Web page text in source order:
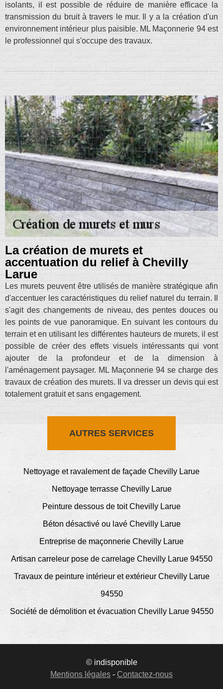
isolants, il est possible de réduire de manière efficace la
transmission du bruit à travers le mur. Il y a la création d'un
environnement intérieur plus paisible. ML Maçonnerie 94 est
le professionnel qui s'occupe des travaux.
La création de murets et
accentuation du relief à Chevilly
Larue
Les murets peuvent être utilisés de manière stratégique afin
d'accentuer les caractéristiques du relief naturel du terrain. Il
s'agit des changements de niveau, des pentes douces ou
les points de vue panoramique. En suivant les contours du
terrain et en utilisant les différentes hauteurs de murets, il est
possible de créer des effets visuels intéressants qui vont
ajouter de la profondeur et de la dimension à
l'aménagement paysager. ML Maçonnerie 94 se charge des
travaux de création des murets. Il va dresser un devis qui est
totalement gratuit et sans engagement.
AUTRES SERVICES
Nettoyage et ravalement de façade Chevilly Larue
Nettoyage terrasse Chevilly Larue
Peinture dessous de toit Chevilly Larue
Béton désactivé ou lavé Chevilly Larue
Entreprise de maçonnerie Chevilly Larue
Artisan carreleur pose de carrelage Chevilly Larue 94550
Travaux de peinture intérieur et extérieur Chevilly Larue
94550
Société de démolition et évacuation Chevilly Larue 94550
© indisponible
Mentions légales - Contactez-nous